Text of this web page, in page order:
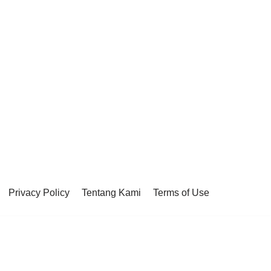
Privacy Policy Tentang Kami Terms of Use